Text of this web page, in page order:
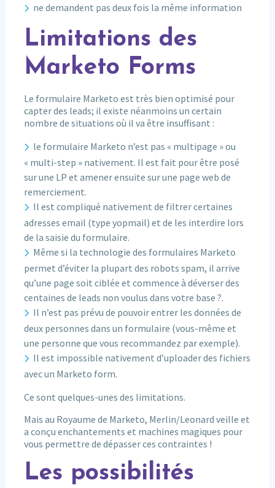
ne demandent pas deux fois la même information
Limitations des
Marketo Forms
Le formulaire Marketo est très bien optimisé pour
capter des leads; il existe néanmoins un certain
nombre de situations où il va être insuffisant :
le formulaire Marketo n’est pas « multipage » ou
« multi-step » nativement. Il est fait pour être posé
sur une LP et amener ensuite sur une page web de
remerciement.
Il est compliqué nativement de filtrer certaines
adresses email (type yopmail) et de les interdire lors
de la saisie du formulaire.
Même si la technologie des formulaires Marketo
permet d’éviter la plupart des robots spam, il arrive
qu’une page soit ciblée et commence à déverser des
centaines de leads non voulus dans votre base ?.
Il n’est pas prévu de pouvoir entrer les données de
deux personnes dans un formulaire (vous-même et
une personne que vous recommandez par exemple).
Il est impossible nativement d’uploader des fichiers
avec un Marketo form.
Ce sont quelques-unes des limitations.
Mais au Royaume de Marketo, Merlin/Leonard veille et
a conçu enchantements et machines magiques pour
vous permettre de dépasser ces contraintes !
Les possibilités